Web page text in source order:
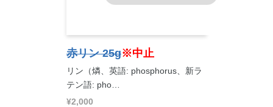
赤リン 25g※中止
リン（燐、英語: phosphorus、新ラ
テン語: pho…
¥2,000